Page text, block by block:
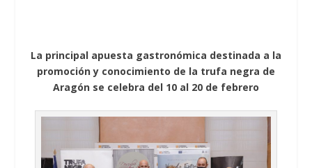
La principal apuesta gastronómica destinada a la
promoción y conocimiento de la trufa negra de
Aragón se celebra del 10 al 20 de febrero